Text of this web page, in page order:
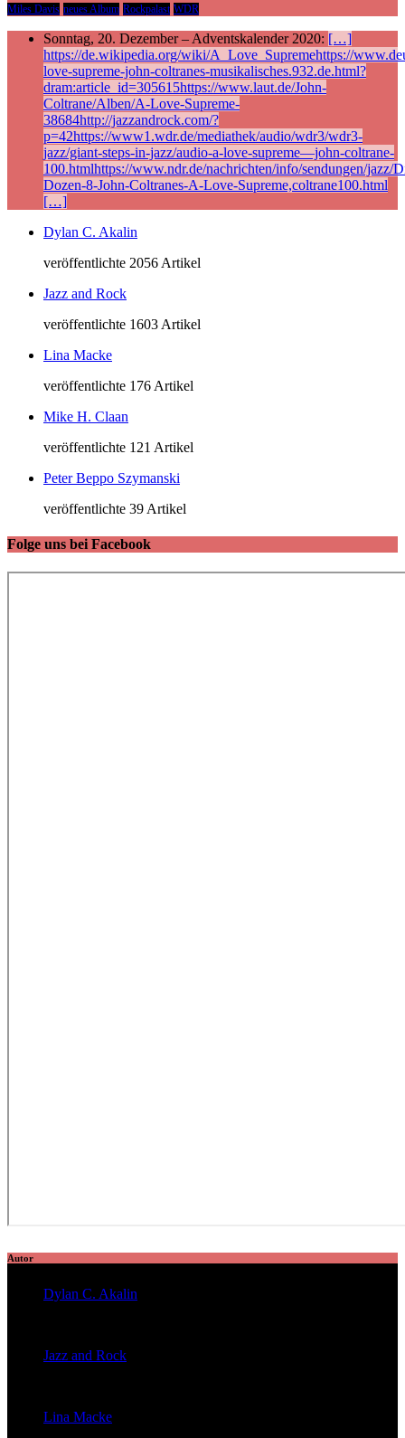
Miles Davis neues Album Rockpalast WDR
Sonntag, 20. Dezember – Adventskalender 2020: […]
https://de.wikipedia.org/wiki/A_Love_Supremehttps://
love-supreme-john-coltranes-musikalisches.932.de.html?
dram:article_id=305615https://www.laut.de/John-
Coltrane/Alben/A-Love-Supreme-
38684http://jazzandrock.com/?
p=42https://www1.wdr.de/mediathek/audio/wdr3/wdr3-
jazz/giant-steps-in-jazz/audio-a-love-supreme—john-coltrane-
100.htmlhttps://www.ndr.de/nachrichten/info/sendungen/jazz/
Dozen-8-John-Coltranes-A-Love-Supreme,coltrane100.html
[…]
Dylan C. Akalin
veröffentlichte 2056 Artikel
Jazz and Rock
veröffentlichte 1603 Artikel
Lina Macke
veröffentlichte 176 Artikel
Mike H. Claan
veröffentlichte 121 Artikel
Peter Beppo Szymanski
veröffentlichte 39 Artikel
Folge uns bei Facebook
Autor
Dylan C. Akalin
Jazz and Rock
Lina Macke